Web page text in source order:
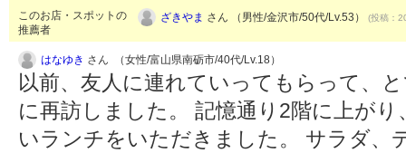
このお店・スポットの
推薦者
ざきやま さん （男性/金沢市/50代/Lv.53） (投稿：
はなゆき さん （女性/富山県南砺市/40代/Lv.18）
以前、友人に連れていってもらって、
に再訪しました。 記憶通り2階に上が
いランチをいただきました。 サラダ、